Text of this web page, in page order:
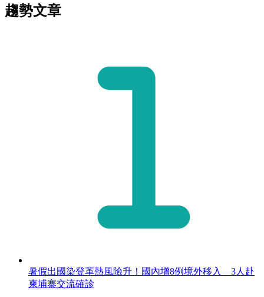
趨勢文章
暑假出國染登革熱風險升！國內增8例境外移入 3人赴
柬埔寨交流確診